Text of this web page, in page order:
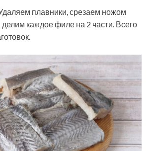
плавники, срезаем ножом
делим каждое филе на 2 части. Всего